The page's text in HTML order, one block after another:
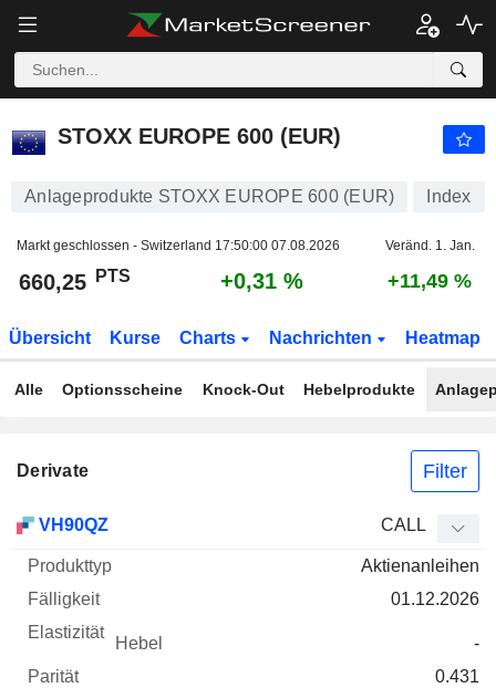
STOXX EUROPE 600 (EUR)
Anlageprodukte STOXX EUROPE 600 (EUR) Index
Markt geschlossen - Switzerland 17:50:00 07.08.2026 Veränd. 1. Jan.
660,25 PTS +0,31 % +11,49 %
Übersicht Kurse Charts Nachrichten Heatmap
Alle Optionsscheine Knock-Out Hebelprodukte
Derivate Filter
WKN Typ Hebel Parität
VH90QZ CALL
Aktienanleihen
01.12.2026
-
0.431